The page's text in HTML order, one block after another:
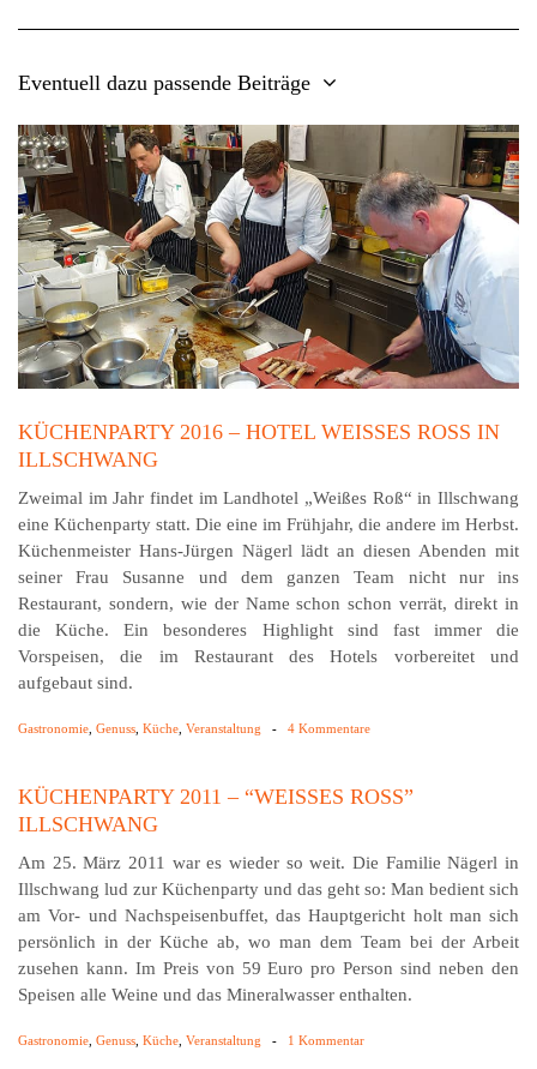
Eventuell dazu passende Beiträge
KÜCHENPARTY 2016 – HOTEL WEISSES ROSS IN IL
LSCHWANG
Zweimal im Jahr findet im Landhotel „Weißes Roß“ in Illschwang
eine Küchenparty statt. Die eine im Frühjahr, die andere im Herbst.
Küchenmeister Hans-Jürgen Nägerl lädt an diesen Abenden mit
seiner Frau Susanne und dem ganzen Team nicht nur ins
Restaurant, sondern, wie der Name schon schon verrät, direkt in
die Küche. Ein besonderes Highlight sind fast immer die
Vorspeisen, die im Restaurant des Hotels vorbereitet und
aufgebaut sind.
Gastronomie Genuss Küche Veranstaltung - 4 Kommentare
KÜCHENPARTY 2011 – “WEISSES ROSS” IL
LSCHWANG
Am 25. März 2011 war es wieder so weit. Die Familie Nägerl in
Illschwang lud zur Küchenparty und das geht so: Man bedient sich
am Vor- und Nachspeisenbuffet, das Hauptgericht holt man sich
persönlich in der Küche ab, wo man dem Team bei der Arbeit
zusehen kann. Im Preis von 59 Euro pro Person sind neben den
Speisen alle Weine und das Mineralwasser enthalten.
Gastronomie Genuss Küche Veranstaltung - 1 Kommentar